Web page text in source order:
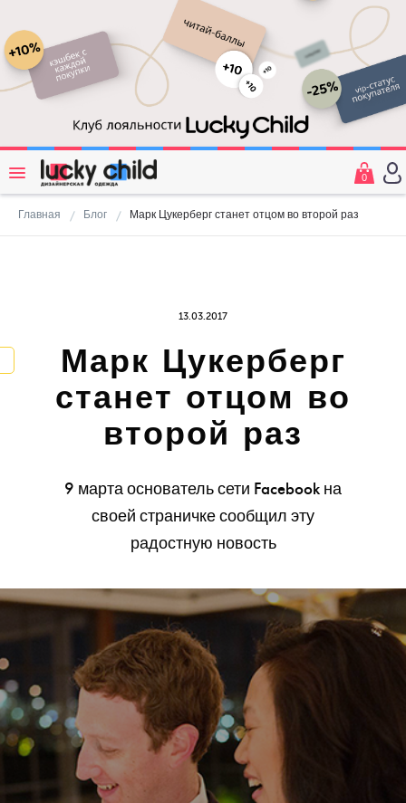
0
Главная Блог Марк Цукерберг станет отцом во второй раз
13.03.2017
Марк Цукерберг
станет отцом во
второй раз
9 марта основатель сети Facebook на
своей страничке сообщил эту
радостную новость